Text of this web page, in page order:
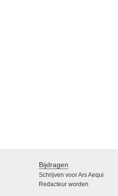
Bijdragen
Schrijven voor Ars Aequi
Redacteur worden